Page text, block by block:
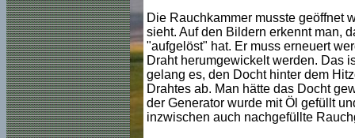
Die Rauchkammer musste geöffnet
sieht. Auf den Bildern erkennt man,
"aufgelöst" hat. Er muss erneuert
Draht herumgewickelt werden. Das
gelang es, den Docht hinter dem
Drahtes ab. Man hätte das Docht
der Generator wurde mit Öl gefüllt
inzwischen auch nachgefüllte